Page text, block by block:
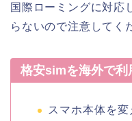
国際ローミングに対応
らないので注意してく
格安simを海外で利
スマホ本体を